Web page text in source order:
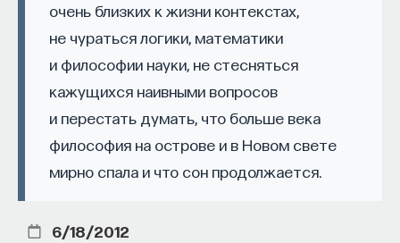
очень близких к жизни контекстах,
не чураться логики, математики
и философии науки, не стесняться
кажущихся наивными вопросов
и перестать думать, что больше века
философия на острове и в Новом свете
мирно спала и что сон продолжается.
6/18/2012
Программа исторического самопознания
и культурного творчества как в дополитический
период, так и в эпоху публичной политики
оказалась актуальной для русского общества.
Оно должно было проделать значительную
работу по формированию системы «права и прав»,
обеспечить трансляцию духовных ценностей
национальной культуры в условиях свободы
слова, вероисповедания и конституционного